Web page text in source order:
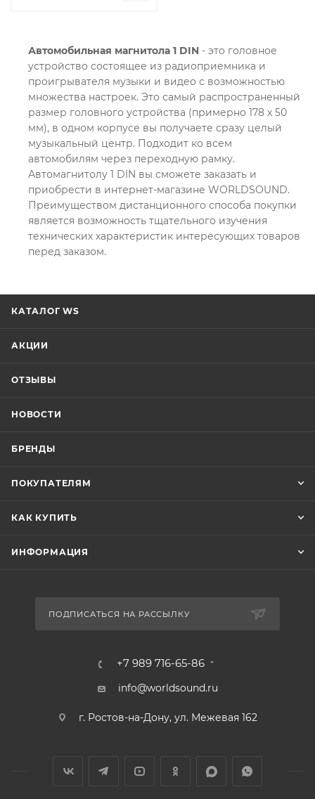
Автомобильная магнитола 1 DIN - это головное
устройство состоящее из радиоприемника и
проигрывателя музыки и видео с возможностью
множества настроек. Это самый распространенный
размер головного устройства (примерно 178 х 50
мм), в одном корпусе вы получаете сразу целый
музыкальный центр. Подходит ко всем
автомобилям через переходную рамку.
Автомагнитолу 1 DIN вы сможете заказать и
приобрести в интернет-магазине WORLDSOUND.
Преимуществом дистанционного способа покупки
является возможность тщательного изучения
технических характеристик интересующих товаров
перед заказом.
КАТАЛОГ WS
АКЦИИ
ОТЗЫВЫ
НОВОСТИ
БРЕНДЫ
ПОКУПАТЕЛЯМ
КАК КУПИТЬ
ИНФОРМАЦИЯ
ПОДПИСАТЬСЯ НА РАССЫЛКУ
+7 989 716-65-86
info@worldsound.ru
г. Ростов-на-Дону, ул. Межевая 162